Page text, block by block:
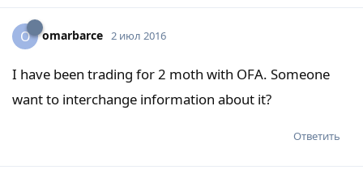
O omarbarce 2 июл 2016
I have been trading for 2 moth with OFA. Someone
want to interchange information about it?
Ответить